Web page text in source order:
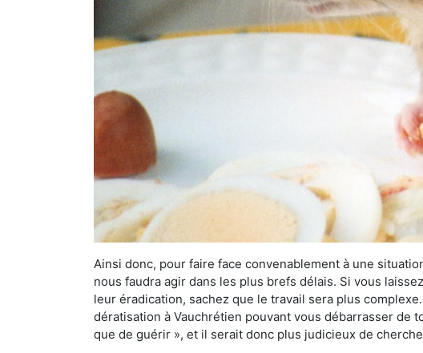
Ainsi donc, pour faire face convenablement à une
nous faudra agir dans les plus brefs délais. Si vous
leur éradication, sachez que le travail sera plus
dératisation à Vauchrétien pouvant vous débarrasser de
que de guérir », et il serait donc plus judicieux de